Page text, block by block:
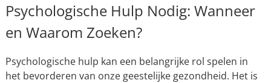
Psychologische Hulp Nodig: Wanneer
en Waarom Zoeken?
Psychologische hulp kan een belangrijke rol spelen in
het bevorderen van onze geestelijke gezondheid. Het is